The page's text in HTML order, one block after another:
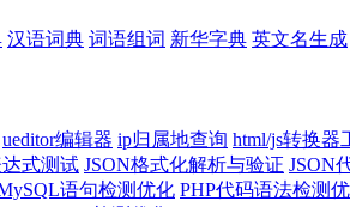
汉语词典 词语组词 新华字典 英文名生成
ueditor编辑器 ip归属地查询 html/js转换器
式测试 JSON格式化解析与验证 JSON
语句检测优化 PHP代码语法检测